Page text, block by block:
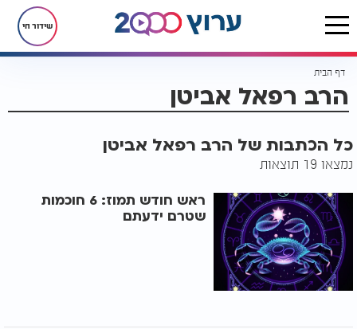
שידור חי
דף הבית
הרב רפאל אביטן
כל הכתבות של הרב רפאל אביטן
נמצאו 19 תוצאות
ראש חודש תמוז: 6 חוכמות
שטרם ידעתם